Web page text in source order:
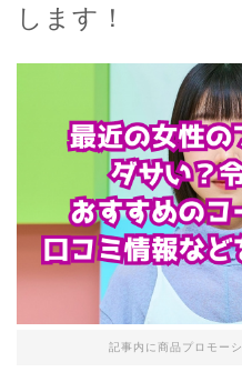
します！
記事内に商品プロモー